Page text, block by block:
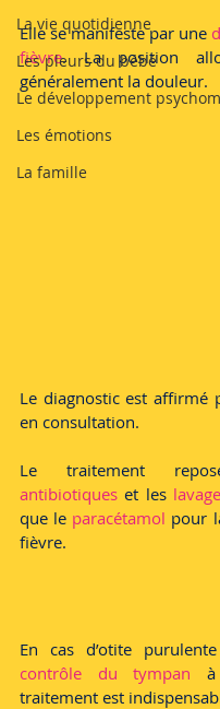
La vie quotidienne
Les pleurs du bébé
Le développement
Les émotions
La famille
Elle se manifeste par une
fièvre. La position
généralement la douleur.
Le diagnostic est affirmé
en consultation.
antibiotiques et les
que le paracétamol pour
fièvre.
En cas d’otite
contrôle du tympan à
traitement est